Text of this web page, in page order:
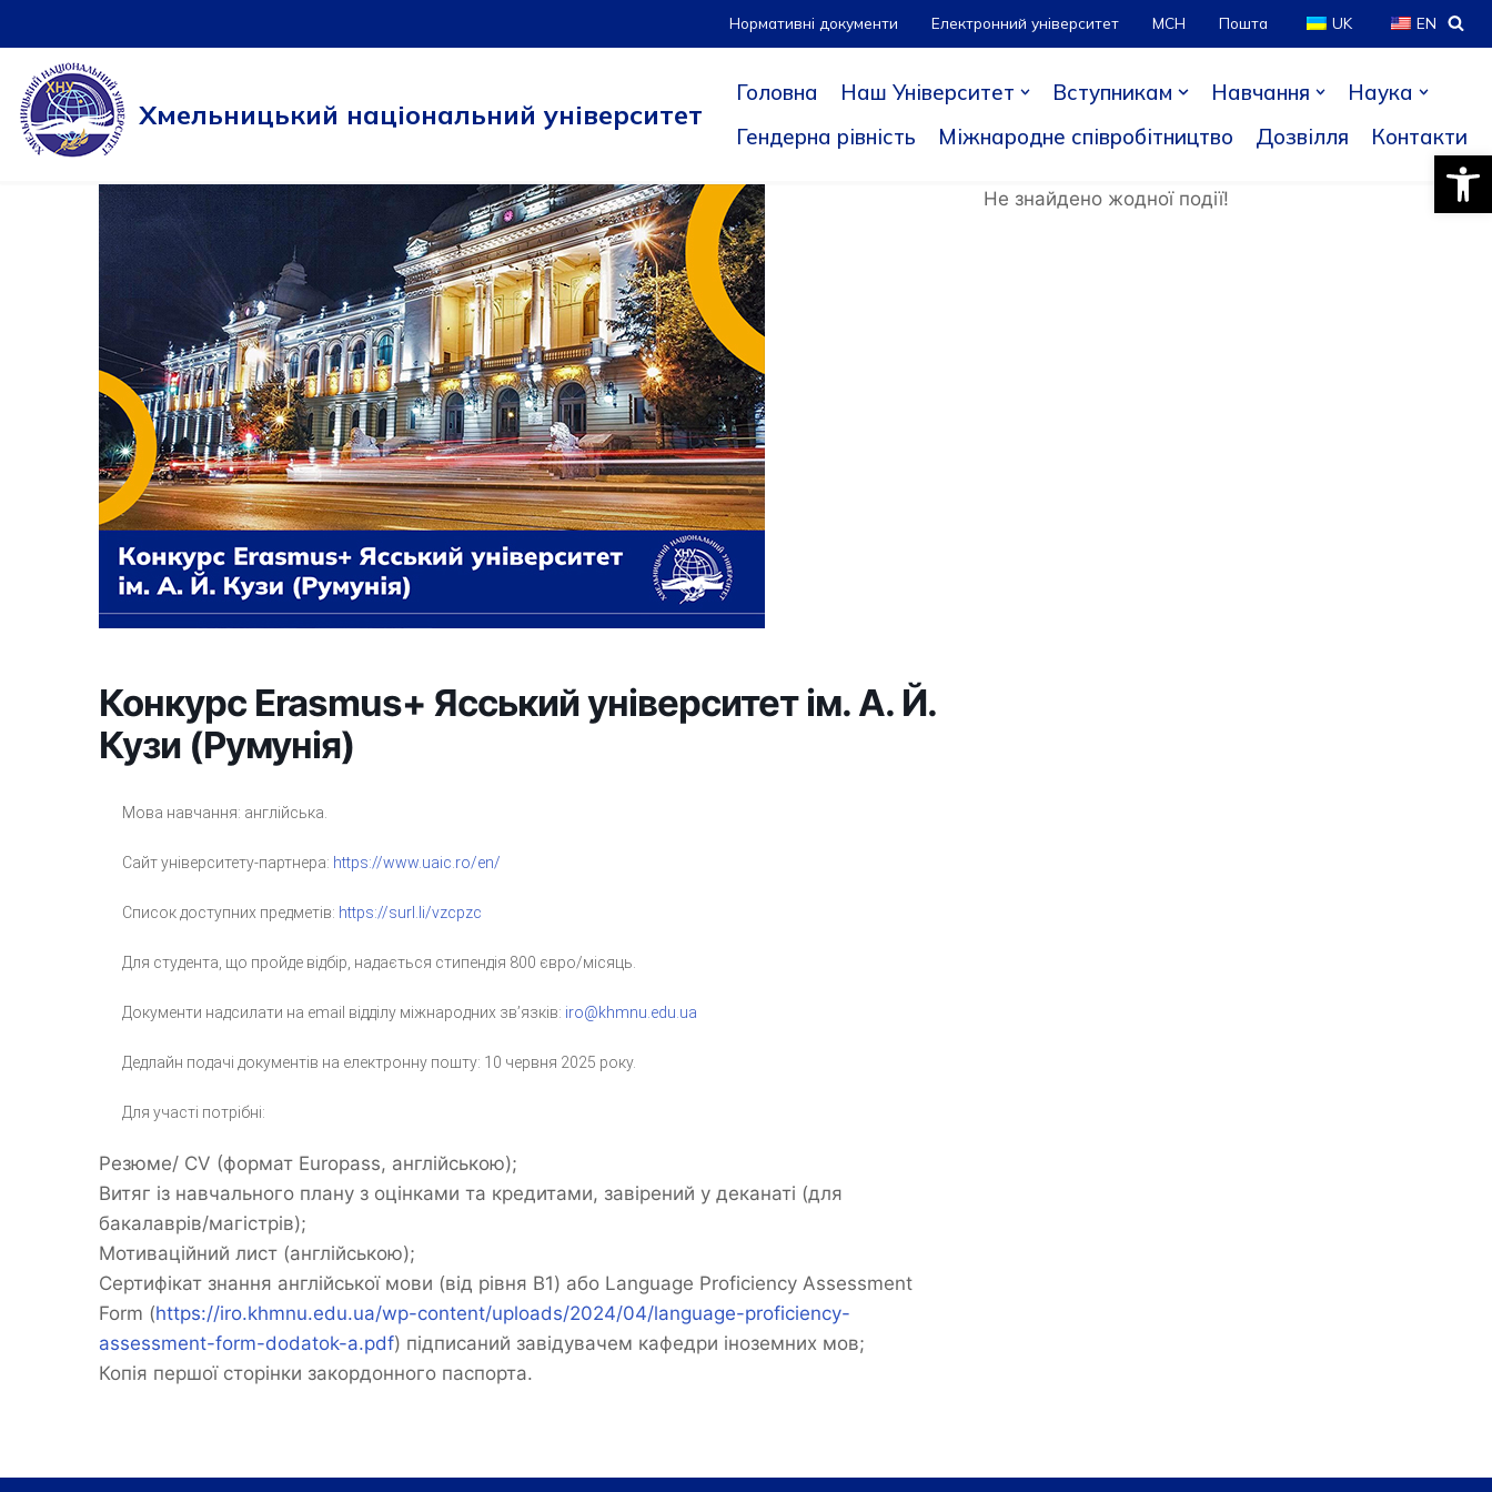
Перейти
до
вмісту
Нормативні документи Електронний університет МСН Пошта UK EN
Хмельницький національний університет
Головна Наш Університет Вступникам Навчання
Наука
Гендерна рівність
Міжнародне співробітництво Дозвілля Контакти
Конкурс Erasmus+ Ясський університет ім. А. Й.
Кузи (Румунія)
Мова навчання: англійська.
Сайт університету-партнера: https://www.uaic.ro/en/
Список доступних предметів: https://surl.li/vzcpzc
Для студента, що пройде відбір, надається стипендія 800 євро/місяць.
Документи надсилати на email відділу міжнародних зв’язків: iro@khmnu.edu.ua
Дедлайн подачі документів на електронну пошту: 10 червня 2025 року.
Для участі потрібні:
Резюме/ CV (формат Europass, англійською);
Витяг із навчального плану з оцінками та кредитами, завірений у деканаті (для
бакалаврів/магістрів);
Мотиваційний лист (англійською);
Сертифікат знання англійської мови (від рівня B1) або Language Proficiency Assessment
Form (https://iro.khmnu.edu.ua/wp-content/uploads/2024/04/language-proficiency-
assessment-form-dodatok-a.pdf) підписаний завідувачем кафедри іноземних мов;
Копія першої сторінки закордонного паспорта.
Не знайдено жодної події!